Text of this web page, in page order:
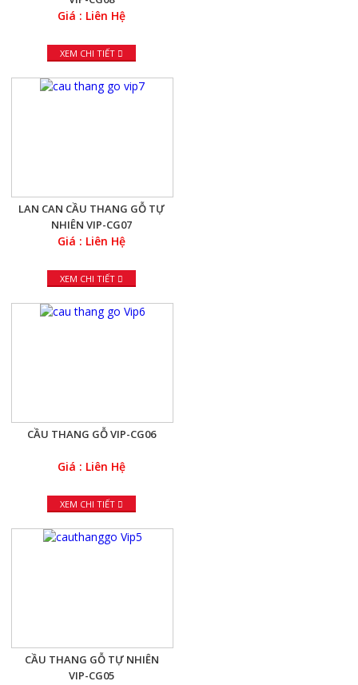
Giá : Liên Hệ
XEM CHI TIẾT
LAN CAN CẦU THANG GỖ TỰ
NHIÊN VIP-CG07
Giá : Liên Hệ
XEM CHI TIẾT
CẦU THANG GỖ VIP-CG06
Giá : Liên Hệ
XEM CHI TIẾT
CẦU THANG GỖ TỰ NHIÊN
VIP-CG05